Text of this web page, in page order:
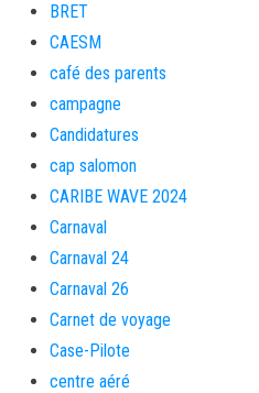
BRET
CAESM
café des parents
campagne
Candidatures
cap salomon
CARIBE WAVE 2024
Carnaval
Carnaval 24
Carnaval 26
Carnet de voyage
Case-Pilote
centre aéré